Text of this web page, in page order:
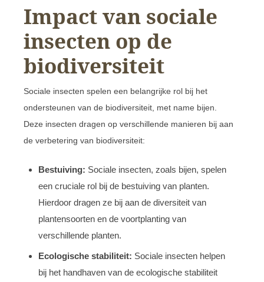
Impact van sociale
insecten op de
biodiversiteit
Sociale insecten spelen een belangrijke rol bij het
ondersteunen van de biodiversiteit, met name bijen.
Deze insecten dragen op verschillende manieren bij aan
de verbetering van biodiversiteit:
Bestuiving: Sociale insecten, zoals bijen, spelen
een cruciale rol bij de bestuiving van planten.
Hierdoor dragen ze bij aan de diversiteit van
plantensoorten en de voortplanting van
verschillende planten.
Ecologische stabiliteit: Sociale insecten helpen
bij het handhaven van de ecologische stabiliteit